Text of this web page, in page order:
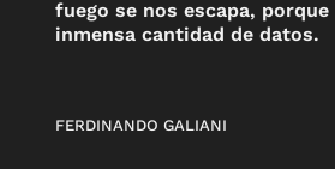
fuego se nos escapa,
inmensa cantidad de datos.
FERDINANDO GALIANI